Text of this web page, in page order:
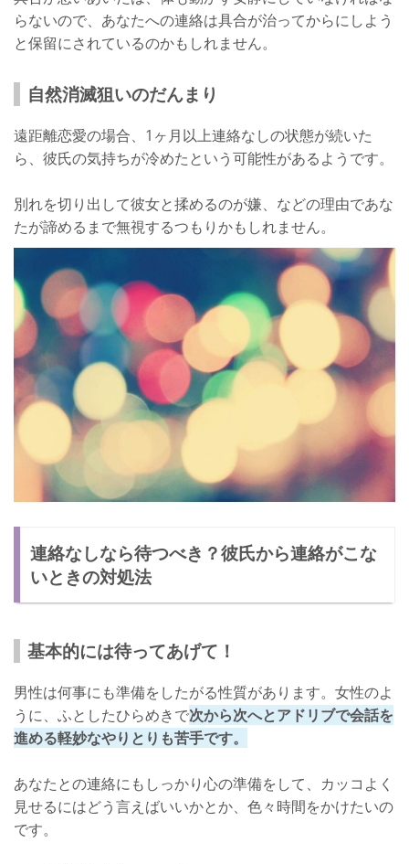
らないので、あなたへの連絡は具合が治ってからにしよう
と保留にされているのかもしれません。
自然消滅狙いのだんまり
遠距離恋愛の場合、1ヶ月以上連絡なしの状態が続いた
ら、彼氏の気持ちが冷めたという可能性があるようです。
別れを切り出して彼女と揉めるのが嫌、などの理由であな
たが諦めるまで無視するつもりかもしれません。
連絡なしなら待つべき？彼氏から連絡がこな
いときの対処法
基本的には待ってあげて！
男性は何事にも準備をしたがる性質があります。女性のよ
うに、ふとしたひらめきで次から次へとアドリブで会話を
進める軽妙なやりとりも苦手です。
あなたとの連絡にもしっかり心の準備をして、カッコよく
見せるにはどう言えばいいかとか、色々時間をかけたいの
です。